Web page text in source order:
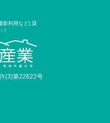
影利用など],貸
(3)第22622号